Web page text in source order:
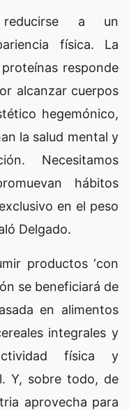
a un
física. La
responde
alcanzar cuerpos
hegemónico,
la salud mental y
Necesitamos
hábitos
en el peso
Delgado.
productos ‘con
se beneficiará de
en alimentos
integrales y
física y
Y, sobre todo, de
aprovecha para